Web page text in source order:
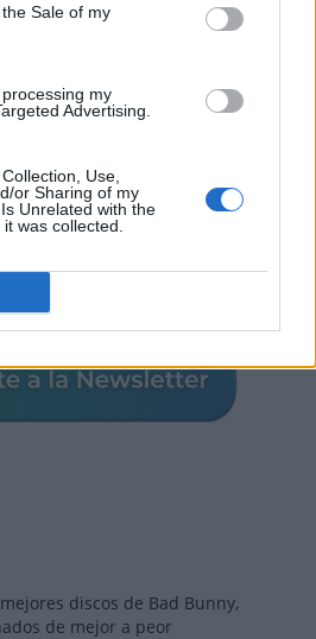
Sale of my
my
Advertising.
Use,
or Sharing of my
Unrelated with the
was collected.
discos de Bad Bunny,
de mejor a peor